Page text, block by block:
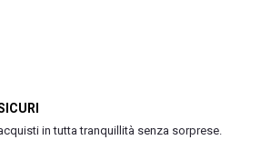
in tutta tranquillità senza sorprese.